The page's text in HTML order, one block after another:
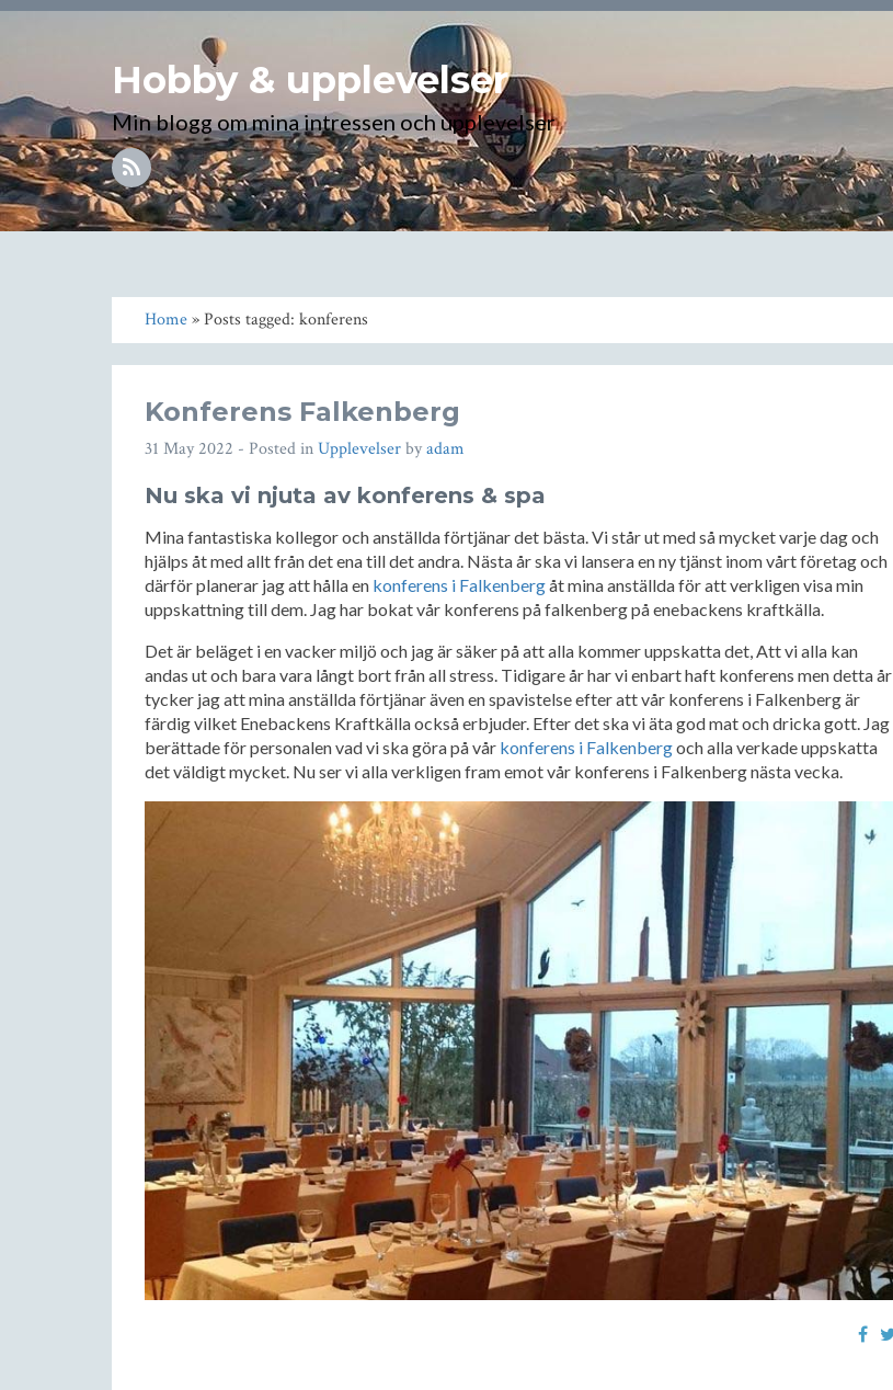
Hobby & upplevelser
Min blogg om mina intressen och upplevelser
Home» Posts tagged: konferens
Konferens Falkenberg
31 May 2022 - Posted inUpplevelserbyadam
Nu ska vi njuta av konferens & spa
Mina fantastiska kollegor och anställda förtjänar det bästa. Vi står ut med så mycket varje dag och
hjälps åt med allt från det ena till det andra. Nästa år ska vi lansera en ny tjänst inom vårt företag och
därför planerar jag att hålla en konferens i Falkenbergåt mina anställda för att verkligen visa min
uppskattning till dem. Jag har bokat vår konferens på falkenberg på enebackens kraftkälla.
Det är beläget i en vacker miljö och jag är säker på att alla kommer uppskatta det, Att vi alla kan
andas ut och bara vara långt bort från all stress. Tidigare år har vi enbart haft konferens men detta år
tycker jag att mina anställda förtjänar även en spavistelse efter att vår konferens i Falkenberg är
färdig vilket Enebackens Kraftkälla också erbjuder. Efter det ska vi äta god mat och dricka gott. Jag
berättade för personalen vad vi ska göra på vår konferens i Falkenbergoch alla verkade uppskatta
det väldigt mycket. Nu ser vi alla verkligen fram emot vår konferens i Falkenberg nästa vecka.